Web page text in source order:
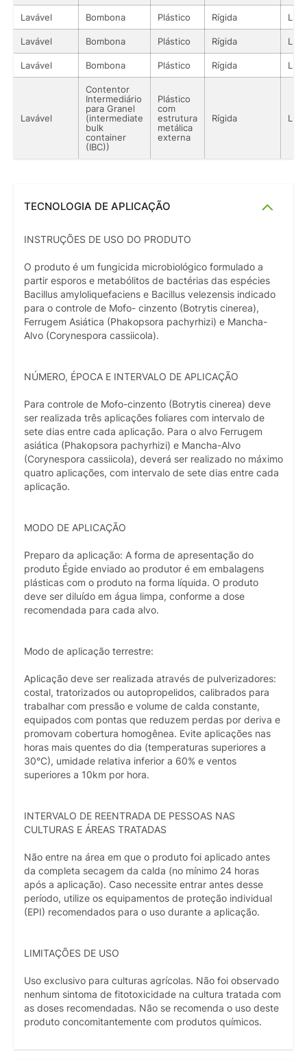
Lavável Bombona Plástico Rígida
Lavável Bombona Plástico Rígida
Lavável Bombona Plástico Rígida
Lavável
Contentor
Intermediário
para Granel
(intermediate
bulk
container
(IBC))
Plástico
com
estrutura
metálica
externa
Rígida
TECNOLOGIA DE APLICAÇÃO
INSTRUÇÕES DE USO DO PRODUTO
O produto é um fungicida microbiológico formulado a
partir esporos e metabólitos de bactérias das espécies
Bacillus amyloliquefaciens e Bacillus velezensis indicado
para o controle de Mofo- cinzento (Botrytis cinerea),
Ferrugem Asiática (Phakopsora pachyrhizi) e Mancha-
Alvo (Corynespora cassiicola).
NÚMERO, ÉPOCA E INTERVALO DE APLICAÇÃO
Para controle de Mofo-cinzento (Botrytis cinerea) deve
ser realizada três aplicações foliares com intervalo de
sete dias entre cada aplicação. Para o alvo Ferrugem
asiática (Phakopsora pachyrhizi) e Mancha-Alvo
(Corynespora cassiicola), deverá ser realizado no máximo
quatro aplicações, com intervalo de sete dias entre cada
aplicação.
MODO DE APLICAÇÃO
Preparo da aplicação: A forma de apresentação do
produto Égide enviado ao produtor é em embalagens
plásticas com o produto na forma líquida. O produto
deve ser diluído em água limpa, conforme a dose
recomendada para cada alvo.
Modo de aplicação terrestre:
Aplicação deve ser realizada através de pulverizadores:
costal, tratorizados ou autopropelidos, calibrados para
trabalhar com pressão e volume de calda constante,
equipados com pontas que reduzem perdas por deriva e
promovam cobertura homogênea. Evite aplicações nas
horas mais quentes do dia (temperaturas superiores a
30°C), umidade relativa inferior a 60% e ventos
superiores a 10km por hora.
INTERVALO DE REENTRADA DE PESSOAS NAS
CULTURAS E ÁREAS TRATADAS
Não entre na área em que o produto foi aplicado antes
da completa secagem da calda (no mínimo 24 horas
após a aplicação). Caso necessite entrar antes desse
período, utilize os equipamentos de proteção individual
(EPI) recomendados para o uso durante a aplicação.
LIMITAÇÕES DE USO
Uso exclusivo para culturas agrícolas. Não foi observado
nenhum sintoma de fitotoxicidade na cultura tratada com
as doses recomendadas. Não se recomenda o uso deste
produto concomitantemente com produtos químicos.